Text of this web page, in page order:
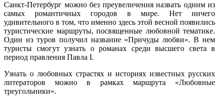
Санкт-Петербург можно без преувеличения назвать одним из
самых романтичных городов в мире. Нет ничего
удивительного в том, что именно здесь этой весной появились
туристические маршруты, посвященные любовной тематике.
Один из туров получил название «Причуды любви». В нем
туристы смогут узнать о романах среди высшего света в
период правления Павла I.
Узнать о любовных страстях и историях известных русских
литераторов можно в рамках маршрута «Любовные
треугольники».